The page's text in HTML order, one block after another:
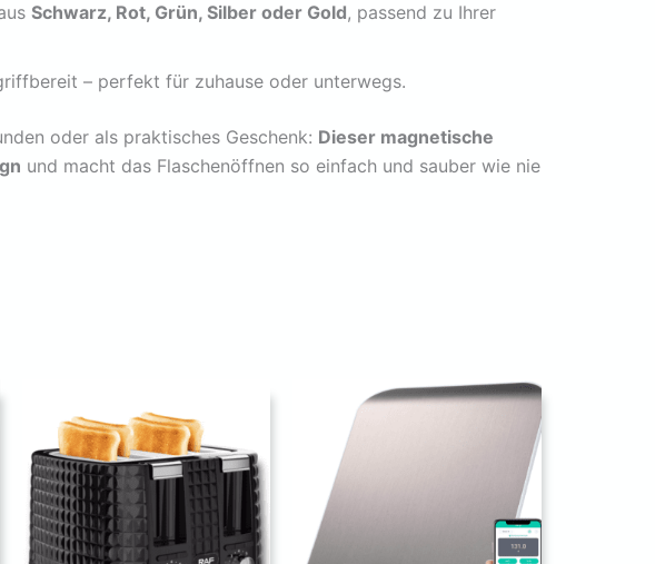
Schwarz, Rot, Grün, Silber oder Gold, passend zu Ihrer
– perfekt für zuhause oder unterwegs.
oder als praktisches Geschenk: Dieser magnetische
und macht das Flaschenöffnen so einfach und sauber wie nie